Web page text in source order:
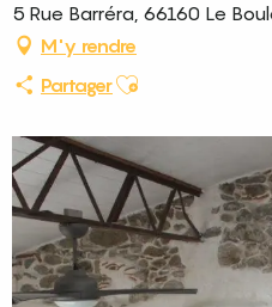
5 Rue Barréra, 66160 Le
M'y rendre
PartagerAjouter aux favoris